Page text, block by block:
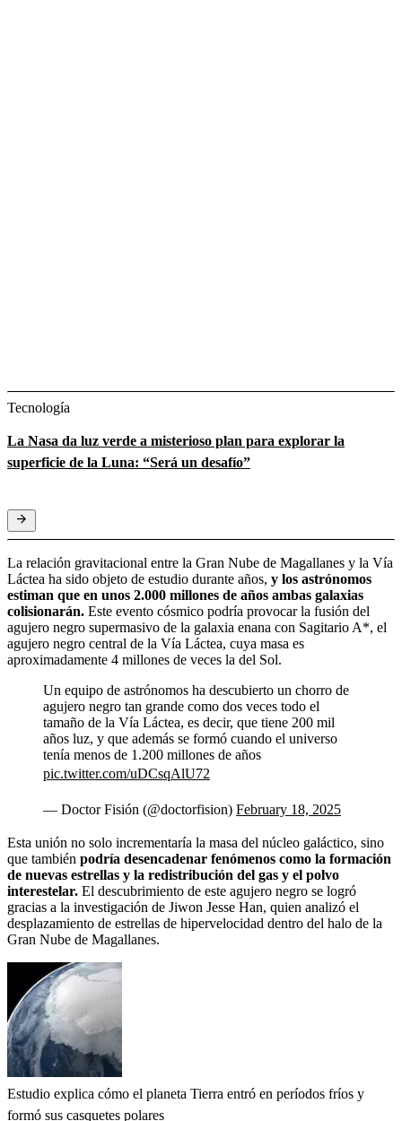
Tecnología
La Nasa da luz verde a misterioso plan para explorar la
superficie de la Luna: “Será un desafío”
La relación gravitacional entre la Gran Nube de Magallanes y la Vía
Láctea ha sido objeto de estudio durante años, y los astrónomos
estiman que en unos 2.000 millones de años ambas galaxias
colisionarán. Este evento cósmico podría provocar la fusión del
agujero negro supermasivo de la galaxia enana con Sagitario A*, el
agujero negro central de la Vía Láctea, cuya masa es
aproximadamente 4 millones de veces la del Sol.
Un equipo de astrónomos ha descubierto un chorro de
agujero negro tan grande como dos veces todo el
tamaño de la Vía Láctea, es decir, que tiene 200 mil
años luz, y que además se formó cuando el universo
tenía menos de 1.200 millones de años
pic.twitter.com/uDCsqAlU72
— Doctor Fisión (@doctorfision) February 18, 2025
Esta unión no solo incrementaría la masa del núcleo galáctico, sino
que también podría desencadenar fenómenos como la formación
de nuevas estrellas y la redistribución del gas y el polvo
interestelar. El descubrimiento de este agujero negro se logró
gracias a la investigación de Jiwon Jesse Han, quien analizó el
desplazamiento de estrellas de hipervelocidad dentro del halo de la
Gran Nube de Magallanes.
Estudio explica cómo el planeta Tierra entró en períodos fríos y
formó sus casquetes polares